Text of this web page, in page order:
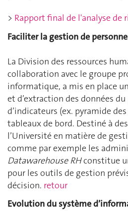
> Rapport final de l'analyse de
Faciliter la gestion de
La Division des ressources
collaboration avec le groupe
informatique, a mis en place
et d’extraction des données
d’indicateurs (ex. pyramide
tableaux de bord. Destiné à
l’Université en matière de
comme par exemple les
Datawarehouse RHconstitue
pour les outils de gestion
décision. retour
Evolution du système